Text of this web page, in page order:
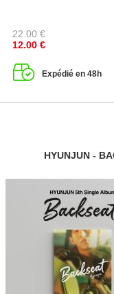
22.00 €
12.00 €
Expédié en 48h
HYUNJUN -